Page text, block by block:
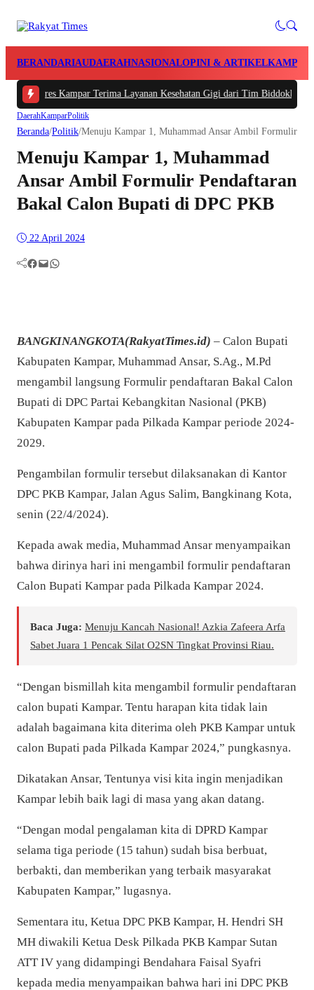
BERANDARIAUDAERAHNASIONALOPINI & ARTIKELKAMPAR
Polres Kampar Terima Layanan Kesehatan Gigi dari Tim Biddokkes Polda
DaerahKamparPolitik
Beranda/Politik/Menuju Kampar 1, Muhammad Ansar Ambil Formulir
Menuju Kampar 1, Muhammad
Ansar Ambil Formulir Pendaftaran
Bakal Calon Bupati di DPC PKB
22 April 2024
Facebook Mail WhatsApp
BANGKINANGKOTA(RakyatTimes.id) – Calon Bupati
Kabupaten Kampar, Muhammad Ansar, S.Ag., M.Pd
mengambil langsung Formulir pendaftaran Bakal Calon
Bupati di DPC Partai Kebangkitan Nasional (PKB)
Kabupaten Kampar pada Pilkada Kampar periode 2024-
2029.
Pengambilan formulir tersebut dilaksanakan di Kantor
DPC PKB Kampar, Jalan Agus Salim, Bangkinang Kota,
senin (22/4/2024).
Kepada awak media, Muhammad Ansar menyampaikan
bahwa dirinya hari ini mengambil formulir pendaftaran
Calon Bupati Kampar pada Pilkada Kampar 2024.
Baca Juga: Menuju Kancah Nasional! Azkia Zafeera Arfa
Sabet Juara 1 Pencak Silat O2SN Tingkat Provinsi Riau.
“Dengan bismillah kita mengambil formulir pendaftaran
calon bupati Kampar. Tentu harapan kita tidak lain
adalah bagaimana kita diterima oleh PKB Kampar untuk
calon Bupati pada Pilkada Kampar 2024,” pungkasnya.
Dikatakan Ansar, Tentunya visi kita ingin menjadikan
Kampar lebih baik lagi di masa yang akan datang.
“Dengan modal pengalaman kita di DPRD Kampar
selama tiga periode (15 tahun) sudah bisa berbuat,
berbakti, dan memberikan yang terbaik masyarakat
Kabupaten Kampar,” lugasnya.
Sementara itu, Ketua DPC PKB Kampar, H. Hendri SH
MH diwakili Ketua Desk Pilkada PKB Kampar Sutan
ATT IV yang didampingi Bendahara Faisal Syafri
kepada media menyampaikan bahwa hari ini DPC PKB